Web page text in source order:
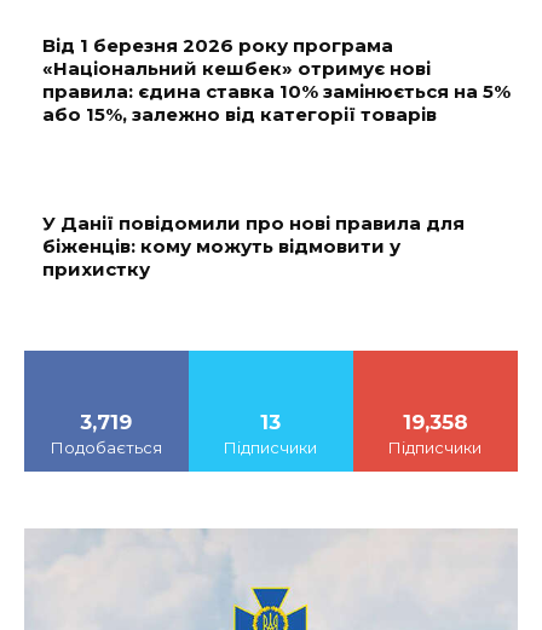
Від 1 березня 2026 року програма
«Національний кешбек» отримує нові
правила: єдина ставка 10% замінюється на 5%
або 15%, залежно від категорії товарів
У Данії повідомили про нові правила для
біженців: кому можуть відмовити у
прихистку
3,719
Подобається
13
Підписчики
19,358
Підписчики